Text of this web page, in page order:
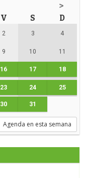
>
V S D
2 3 4
9 10 11
16 17 18
23 24 25
30 31
Agenda en esta semana